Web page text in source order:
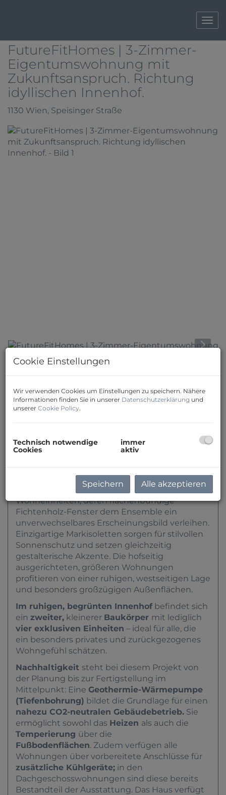
FutureFitHomes | 3-Zimmer-
Eigentumswohnung mit
Zukunftsanspruch. Richtung
idyllischen Innenhof.
1130 Wien, Speisinger Straße
In der
hochwertiges Neubauprojekt mit stilvoller
Architektur fertiggestellt.Zur Straße hin öffnet
sich ein Gebäudeteil mit kompakteren
Wohneinheiten, deren flächenbündige
Fichtenholz-Fenster dem Ensemble ein
unverwechselbares Erscheinungsbild verleihen.
Einzigartige Markisoletten sorgen für stilvollen
Sonnenschutz und setzen gleichzeitig
gestalterische Akzente. Die hofseitig
ausgerichteten, größeren Wohnungen
profitieren von einer ruhigen, westseitigen Lage
und besonders großzügigen Außenflächen.
Im ruhigen, begrünten Innenhofbefindet sich
ein zweiter, kleinerer Baukörper mit lediglich
vier exklusiven Einheiten – ideal für alle, die
ein besonders privates und zurückgezogenes
Wohngefühl schätzen.
Nachhaltigkeit steht bei diesem Projekt von
der Planung bis zur Fertigstellung im
Mittelpunkt: Eine Geothermie-Wärmepumpe
(Tiefenbohrung) bildet die Grundlage für einen
nahezu CO2-neutralen Gebäudebetrieb. Sie
ermöglicht sowohl das Heizen als auch die
Temperierung über die
Fußbodenflächen. Zudem verfügen alle
Wohnungen über vorbereitete Anschlüsse für
zusätzliche Kühlgeräte; in den
Dachgeschosswohnungen sind diese bereits
Bestandteil der Ausstattung. Das Haus verfügt
Cookie Einstellungen
Wir verwenden Cookies um Einstellungen zu speichern. Nähere
Informationen finden Sie in unserer Datenschutzerklärung und
unserer Cookie Policy.
Technisch notwendige
Cookies
immer
aktiv
Speichern Alle akzeptieren